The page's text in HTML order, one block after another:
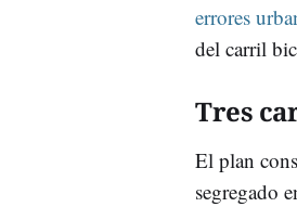
errores
del carril
Tres
El plan
segregado